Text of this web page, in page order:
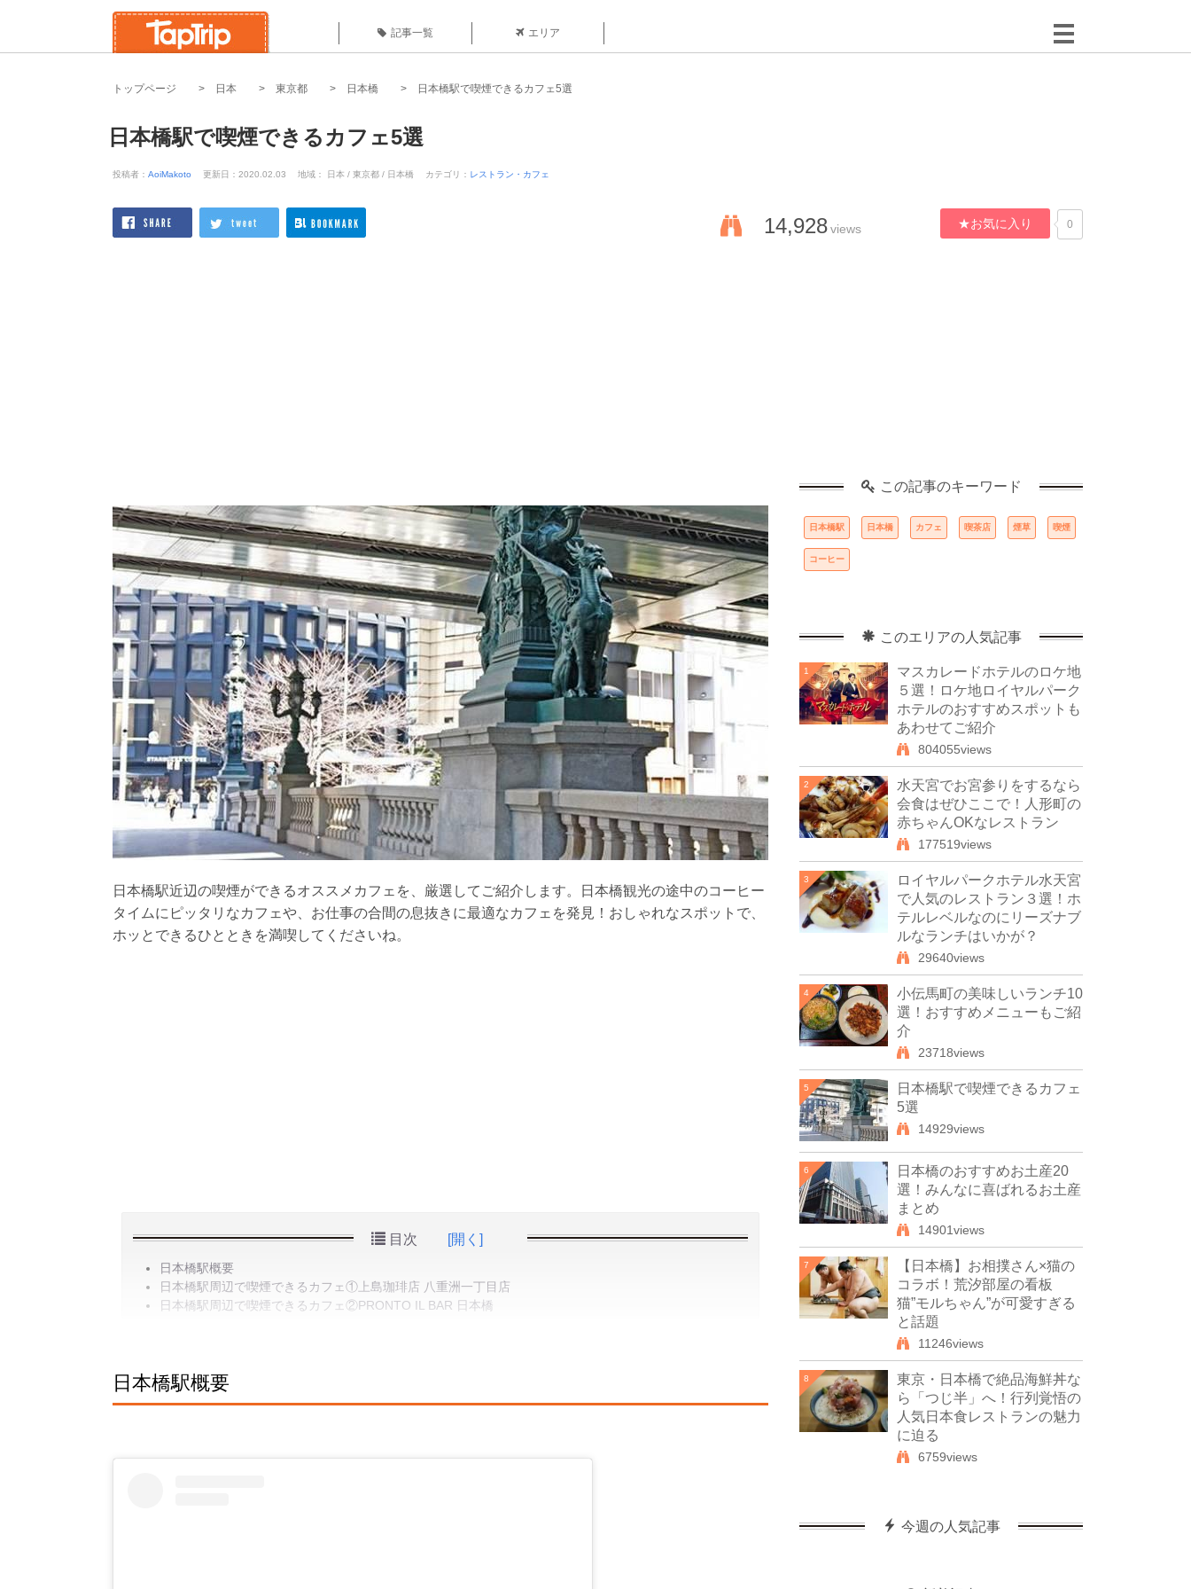
記事一覧 エリア
トップページ 日本 東京都 日本橋 日本橋駅で喫煙できるカフェ5選
日本橋駅で喫煙できるカフェ5選
投稿者： AoiMakoto 更新日：2020.02.03 地域： 日本 / 東京都 / 日本橋 カテゴリ： レストラン・カフェ
14,928views ★お気に入り 0
日本橋駅近辺の喫煙ができるオススメカフェを、厳選してご紹介します。日本橋観光の途中のコーヒー
タイムにピッタリなカフェや、お仕事の合間の息抜きに最適なカフェを発見！おしゃれなスポットで、
ホッとできるひとときを満喫してくださいね。
目次 [開く]
日本橋駅概要
日本橋駅周辺で喫煙できるカフェ①上島珈琲店 八重洲一丁目店
日本橋駅周辺で喫煙できるカフェ②PRONTO IL BAR 日本橋
日本橋駅概要
この記事のキーワード
日本橋駅 日本橋 カフェ 喫茶店 煙草 喫煙
コーヒー
このエリアの人気記事
1
マスカレードホテルのロケ地
５選！ロケ地ロイヤルパーク
ホテルのおすすめスポットも
あわせてご紹介
804055views
2
水天宮でお宮参りをするなら
会食はぜひここで！人形町の
赤ちゃんOKなレストラン
177519views
3
ロイヤルパークホテル水天宮
で人気のレストラン３選！ホ
テルレベルなのにリーズナブ
ルなランチはいかが？
29640views
4
小伝馬町の美味しいランチ10
選！おすすめメニューもご紹
介
23718views
5
日本橋駅で喫煙できるカフェ
5選
14929views
6
日本橋のおすすめお土産20
選！みんなに喜ばれるお土産
まとめ
14901views
7
【日本橋】お相撲さん×猫の
コラボ！荒汐部屋の看板
猫”モルちゃん”が可愛すぎる
と話題
11246views
8
東京・日本橋で絶品海鮮丼な
ら「つじ半」へ！行列覚悟の
人気日本食レストランの魅力
に迫る
6759views
今週の人気記事